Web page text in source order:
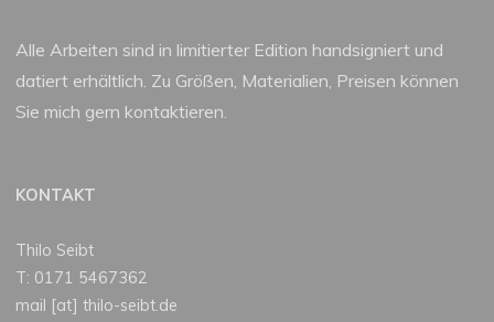
Alle Arbeiten sind in limitierter Edition handsigniert und
datiert erhältlich. Zu Größen, Materialien, Preisen können
Sie mich gern kontaktieren.
KONTAKT
Thilo Seibt
T: 0171 5467362
mail [at] thilo-seibt.de